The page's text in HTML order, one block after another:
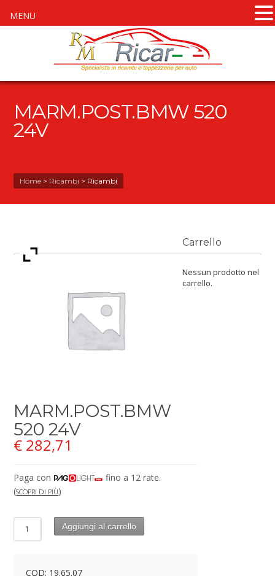
MARM.POST.BMW 520
24V
Home > Ricambi > Ricambi
MARM.POST.BMW
520 24V
€ 282,71
Paga con
fino a 12 rate.
(SCOPRI DI PIÙ)
Aggiungi al carrello
COD: 19.65.07
Carrello
Nessun prodotto nel
carrello.
MENU